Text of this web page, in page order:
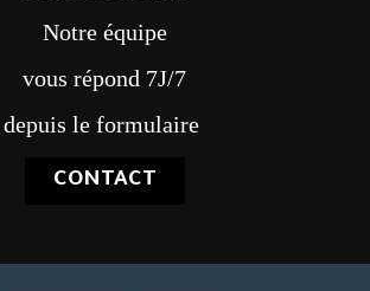
Notre équipe
vous répond 7J/7
depuis le formulaire
CONTACT